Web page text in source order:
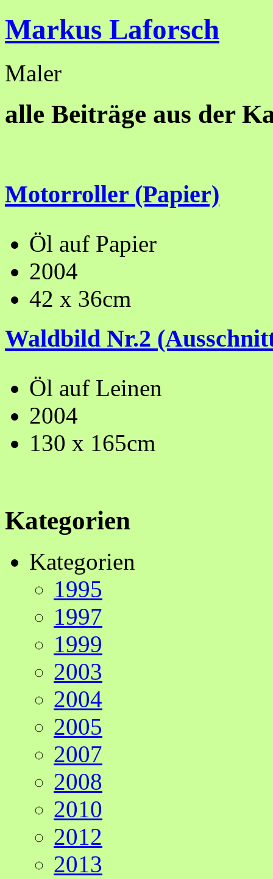
Markus Laforsch
Maler
alle Beiträge aus der
Motorroller (Papier)
Öl auf Papier
2004
42 x 36cm
Waldbild Nr.2
Öl auf Leinen
2004
130 x 165cm
Kategorien
Kategorien
1995
1997
1999
2003
2004
2005
2007
2008
2010
2012
2013